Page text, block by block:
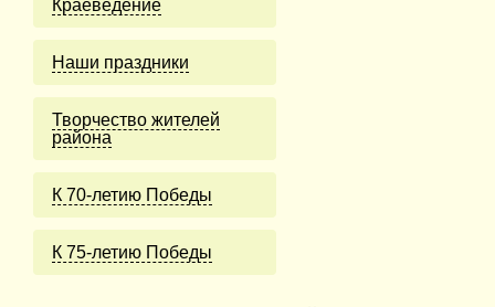
Краеведение
Наши праздники
Творчество жителей
района
К 70-летию Победы
К 75-летию Победы